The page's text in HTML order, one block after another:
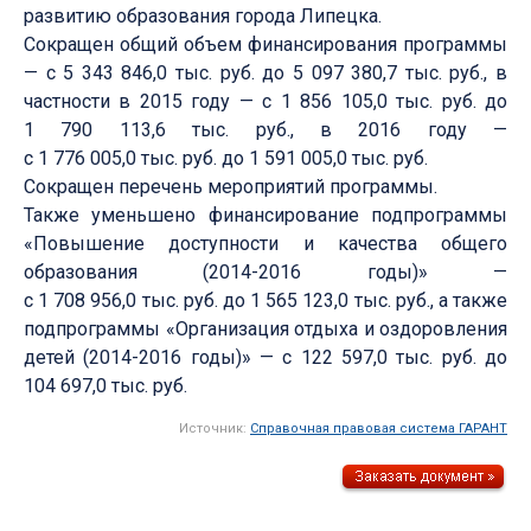
развитию образования города Липецка.
Сокращен общий объем финансирования программы
— с 5 343 846,0 тыс. руб. до 5 097 380,7 тыс. руб., в
частности в 2015 году — с 1 856 105,0 тыс. руб. до
1 790 113,6 тыс. руб., в 2016 году —
с 1 776 005,0 тыс. руб. до 1 591 005,0 тыс. руб.
Сокращен перечень мероприятий программы.
Также уменьшено финансирование подпрограммы
«Повышение доступности и качества общего
образования (2014-2016 годы)» —
с 1 708 956,0 тыс. руб. до 1 565 123,0 тыс. руб., а также
подпрограммы «Организация отдыха и оздоровления
детей (2014-2016 годы)» — с 122 597,0 тыс. руб. до
104 697,0 тыс. руб.
Источник: Справочная правовая система ГАРАНТ